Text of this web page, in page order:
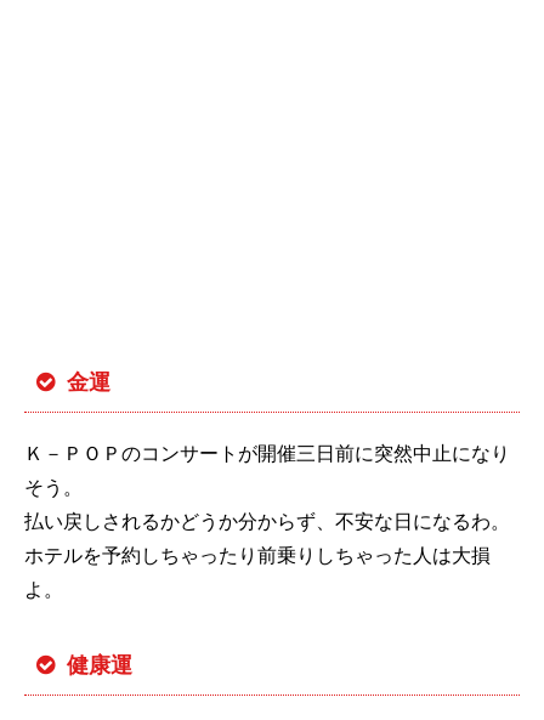
金運
Ｋ－ＰＯＰのコンサートが開催三日前に突然中止になり
そう。
払い戻しされるかどうか分からず、不安な日になるわ。
ホテルを予約しちゃったり前乗りしちゃった人は大損
よ。
健康運